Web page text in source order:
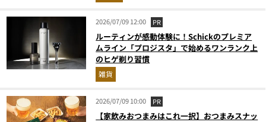
2026/07/09 12:00 PR
ルーティンが感動体験に！Schickのプレミア
ムライン「プロジスタ」で始めるワンランク上
のヒゲ剃り習慣
雑貨
2026/07/09 10:00 PR
【家飲みおつまみはこれ一択】おつまみスナッ